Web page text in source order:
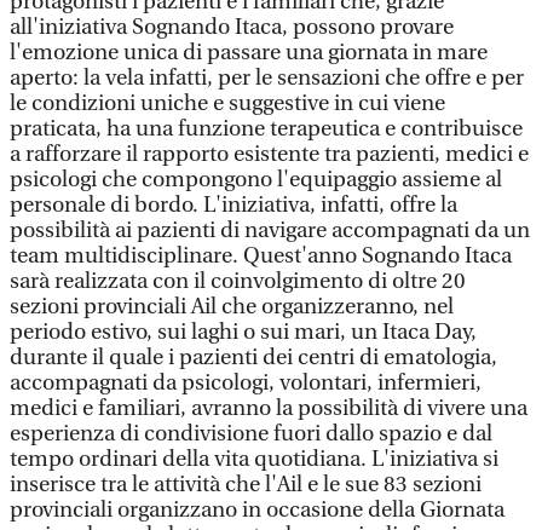
all'iniziativa Sognando Itaca, possono provare
l'emozione unica di passare una giornata in mare
aperto: la vela infatti, per le sensazioni che offre e per
le condizioni uniche e suggestive in cui viene
praticata, ha una funzione terapeutica e contribuisce
a rafforzare il rapporto esistente tra pazienti, medici e
psicologi che compongono l'equipaggio assieme al
personale di bordo. L'iniziativa, infatti, offre la
possibilità ai pazienti di navigare accompagnati da un
team multidisciplinare. Quest'anno Sognando Itaca
sarà realizzata con il coinvolgimento di oltre 20
sezioni provinciali Ail che organizzeranno, nel
periodo estivo, sui laghi o sui mari, un Itaca Day,
durante il quale i pazienti dei centri di ematologia,
accompagnati da psicologi, volontari, infermieri,
medici e familiari, avranno la possibilità di vivere una
esperienza di condivisione fuori dallo spazio e dal
tempo ordinari della vita quotidiana. L'iniziativa si
inserisce tra le attività che l'Ail e le sue 83 sezioni
provinciali organizzano in occasione della Giornata